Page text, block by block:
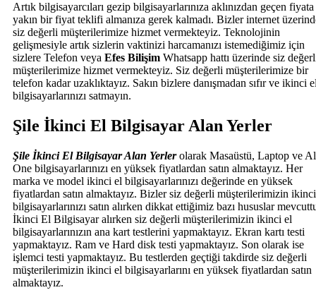
Artık bilgisayarcıları gezip bilgisayarlarınıza aklınızdan geçen fiyata
yakın bir fiyat teklifi almanıza gerek kalmadı. Bizler internet
siz değerli müşterilerimize hizmet vermekteyiz. Teknolojinin
gelişmesiyle artık sizlerin vaktinizi harcamanızı istemediğimiz için
sizlere Telefon veya Efes Bilişim Whatsapp hattı üzerinde siz
müşterilerimize hizmet vermekteyiz. Siz değerli müşterilerimize bir
telefon kadar uzaklıktayız. Sakın bizlere danışmadan sıfır ve ikinci
bilgisayarlarınızı satmayın.
Şile İkinci El Bilgisayar Alan Yerler
Şile İkinci El Bilgisayar Alan Yerlerolarak Masaüstü, Laptop ve
One bilgisayarlarınızı en yüksek fiyatlardan satın almaktayız. Her
marka ve model ikinci el bilgisayarlarınızı değerinde en yüksek
fiyatlardan satın almaktayız. Bizler siz değerli müşterilerimizin
bilgisayarlarınızı satın alırken dikkat ettiğimiz bazı hususlar
İkinci El Bilgisayar alırken siz değerli müşterilerimizin ikinci el
bilgisayarlarınızın ana kart testlerini yapmaktayız. Ekran kartı testi
yapmaktayız. Ram ve Hard disk testi yapmaktayız. Son olarak ise
işlemci testi yapmaktayız. Bu testlerden geçtiği takdirde siz değerli
müşterilerimizin ikinci el bilgisayarlarını en yüksek fiyatlardan satın
almaktayız.